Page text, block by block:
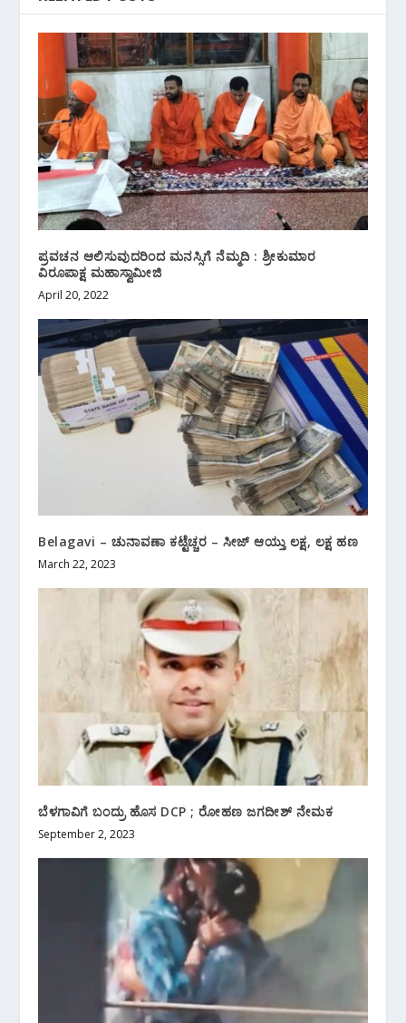
ಪ್ರವಚನ ಆಲಿಸುವುದರಿಂದ ಮನಸ್ಸಿಗೆ ನೆಮ್ಮದಿ : ಶ್ರೀಕುಮಾರ
ವಿರೂಪಾಕ್ಷ ಮಹಾಸ್ವಾಮೀಜಿ
April 20, 2022
Belagavi – ಚುನಾವಣಾ ಕಟ್ಟೆಚ್ಚರ – ಸೀಜ್ ಆಯ್ತು ಲಕ್ಷ, ಲಕ್ಷ ಹಣ
March 22, 2023
ಬೆಳಗಾವಿಗೆ ಬಂದ್ರು ಹೊಸ DCP ; ರೋಹಣ ಜಗದೀಶ್ ನೇಮಕ
September 2, 2023